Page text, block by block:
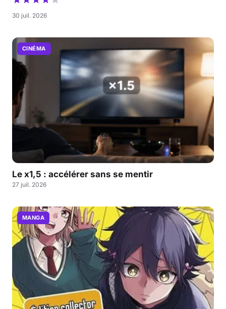
30 juil. 2026
CINÉMA
Le x1,5 : accélérer sans se mentir
27 juil. 2026
MANGA